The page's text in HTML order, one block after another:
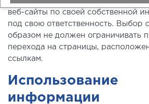
веб-сайты по своей собственной
под свою ответственность. Выбор
образом не должен ограничивать
перехода на страницы,
ссылкам.
Использование
информации